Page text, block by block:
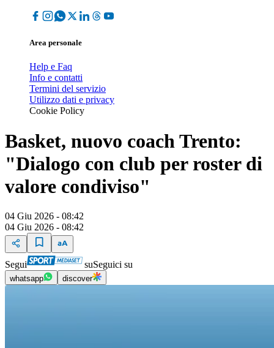
Area personale
Help e Faq
Info e contatti
Termini del servizio
Utilizzo dati e privacy
Cookie Policy
Basket, nuovo coach Trento:
"Dialogo con club per roster di
valore condiviso"
04 Giu 2026 - 08:42
04 Giu 2026 - 08:42
Segui suSeguici su
whatsapp discover